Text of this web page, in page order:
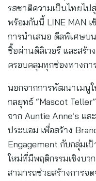
รสชาติความเป็นไทยไป
พร้อมกันนี้ LINE MAN
การนำเสนอ ดีลพิเศษบ
ซื้อผ่านดิลิเวอรี และสร้
ครอบคลุมทุกช่องทางกา
นอกจากการพัฒนาเมนู
กลยุทธ์ “Mascot
จาก Auntie Anne’s แ
ประนอม เพื่อสร้าง
Engagement กับกลุ่มเ
ใหม่ที่มีพฤติกรรมเชิงบว
สามารถช่วยสร้างการจ